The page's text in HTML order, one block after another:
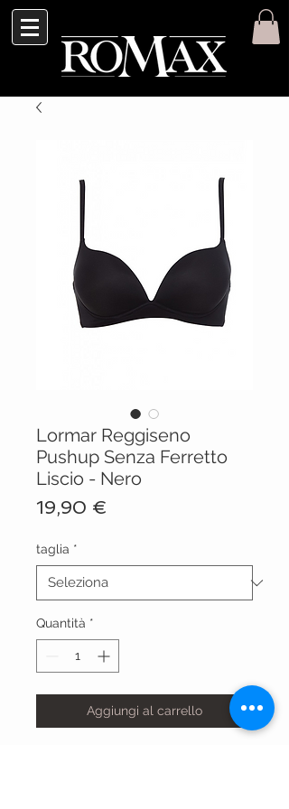
Lormar Reggiseno
Pushup Senza Ferretto
Liscio - Nero
19,90 €
taglia *
Quantità *
Aggiungi al carrello